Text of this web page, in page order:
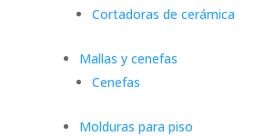
Cortadoras de cerámica
Mallas y cenefas
Cenefas
Molduras para piso